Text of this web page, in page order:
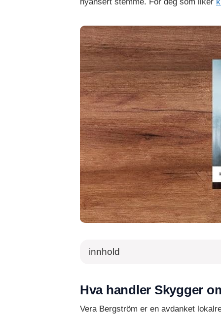
innhold
Hva handler Skygger
Vera Bergström er en avdanket